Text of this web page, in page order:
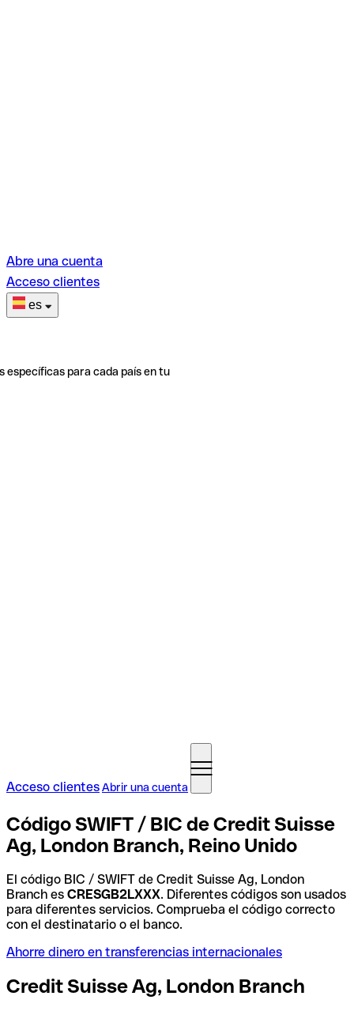
Abre una cuenta
Acceso clientes
es
específicas para cada país en tu
Acceso clientesAbrir una cuenta
Código SWIFT / BIC de Credit Suisse
Ag, London Branch, Reino Unido
El código BIC / SWIFT de Credit Suisse Ag, London
Branch es CRESGB2LXXX. Diferentes códigos son usados
para diferentes servicios. Comprueba el código correcto
con el destinatario o el banco.
Ahorre dinero en transferencias internacionales
Credit Suisse Ag, London Branch